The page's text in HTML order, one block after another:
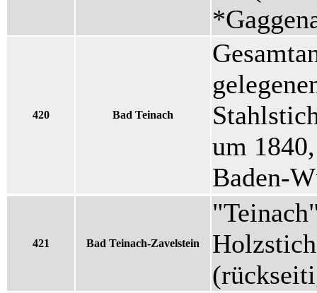
420 Bad Teinach
um
Baden-
421 Bad Teinach-Zavelstein